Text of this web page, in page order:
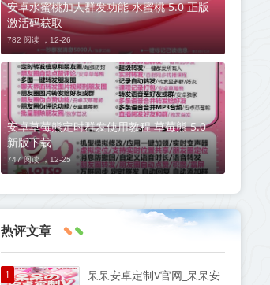
安卓水蜜桃加人群发功能 水蜜桃 5.0 正版
激活码获取
782 阅读 ， 12-26
安卓草莓熊定时群发使用教程 草莓熊 5.0
新版下载
747 阅读 ， 12-25
热评文章
1
呆呆安卓定制V官网_呆呆安